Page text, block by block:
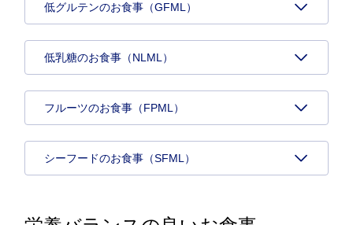
低グルテンのお食事（GFML）
低乳糖のお食事（NLML）
フルーツのお食事（FPML）
シーフードのお食事（SFML）